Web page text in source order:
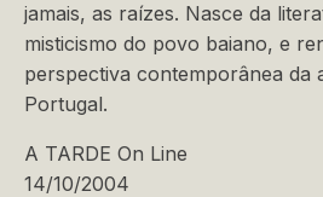
jamais, as raízes. Nasce da
misticismo do povo baiano, e
perspectiva contemporânea da
Portugal.
A TARDE On Line
14/10/2004